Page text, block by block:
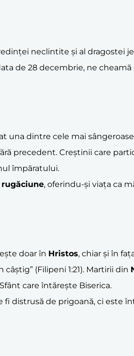
neclintite și al dragostei
de 28 decembrie, ne
una dintre cele mai
precedent. Creștinii care
împăratului.
rugăciune, oferindu-și viața ca
doar în Hristos, chiar și în
câștig” (Filipeni 1:21). Martirii din
care întărește Biserica.
distrusă de prigoană, ci este